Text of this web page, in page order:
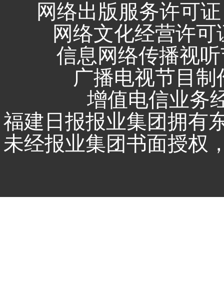
网络出版服务许可
网络文化经营许可
信息网络传播视
广播电视节目
增值电信业务
福建日报报业集团拥有
未经报业集团书面授权